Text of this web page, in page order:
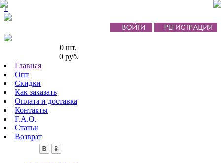
↑
0 шт.
0 руб.
Главная
Опт
Скидки
Как заказать
Оплата и доставка
Контакты
F.A.Q.
Статьи
Возврат